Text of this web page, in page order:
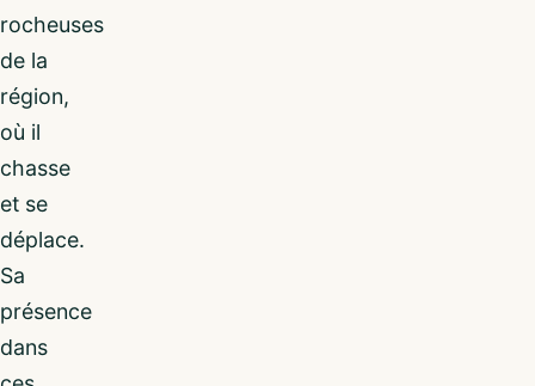
rocheuses
de la
région,
où il
chasse
et se
déplace.
Sa
présence
dans